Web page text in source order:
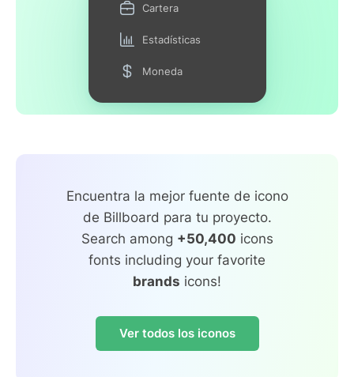
Cartera
Estadísticas
Moneda
Encuentra la mejor fuente de icono
de Billboard para tu proyecto.
Search among +50,400 icons
fonts including your favorite
brands icons!
Ver todos los iconos